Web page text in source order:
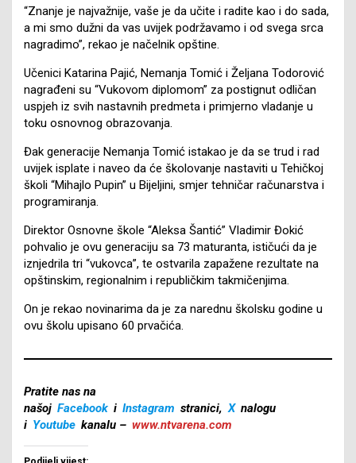
“Znanje je najvažnije, vaše je da učite i radite kao i do sada,
a mi smo dužni da vas uvijek podržavamo i od svega srca
nagradimo”, rekao je načelnik opštine.
Učenici Katarina Pajić, Nemanja Tomić i Željana Todorović
nagrađeni su “Vukovom diplomom” za postignut odličan
uspjeh iz svih nastavnih predmeta i primjerno vladanje u
toku osnovnog obrazovanja.
Đak generacije Nemanja Tomić istakao je da se trud i rad
uvijek isplate i naveo da će školovanje nastaviti u Tehičkoj
školi “Mihajlo Pupin” u Bijeljini, smjer tehničar računarstva i
programiranja.
Direktor Osnovne škole “Aleksa Šantić” Vladimir Đokić
pohvalio je ovu generaciju sa 73 maturanta, ističući da je
iznjedrila tri “vukovca”, te ostvarila zapažene rezultate na
opštinskim, regionalnim i republičkim takmičenjima.
On je rekao novinarima da je za narednu školsku godine u
ovu školu upisano 60 prvačića.
Pratite nas na
našoj Facebook i Instagram stranici, X nalogu
i Youtube kanalu – www.ntvarena.com